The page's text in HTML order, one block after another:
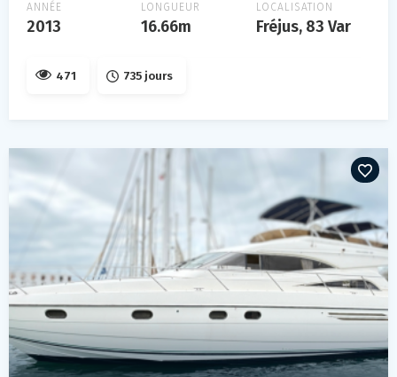
ANNÉE
2013
LONGUEUR
16.66m
LOCALISATION
Fréjus, 83 Var
471 735 jours